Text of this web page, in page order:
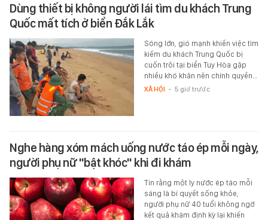
Dùng thiết bị không người lái tìm du khách Trung
Quốc mất tích ở biển Đắk Lắk
Sóng lớn, gió mạnh khiến việc tìm
kiếm du khách Trung Quốc bị
cuốn trôi tại biển Tuy Hòa gặp
nhiều khó khăn nên chính quyền…
XÃ HỘI - 5 giờ trước
Nghe hàng xóm mách uống nước táo ép mỗi ngày,
người phụ nữ "bật khóc" khi đi khám
Tin rằng một ly nước ép táo mỗi
sáng là bí quyết sống khỏe,
người phụ nữ 40 tuổi không ngờ
kết quả khám định kỳ lại khiến